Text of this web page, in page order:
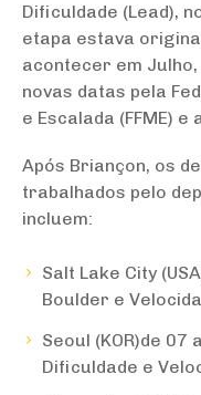
Dificuldade (Lead),
etapa estava
acontecer em
novas datas pela
e Escalada (FFME)
Após Briançon, os
trabalhados pelo
incluem:
Salt Lake City
Boulder e
Seoul (KOR)de 07
Dificuldade e